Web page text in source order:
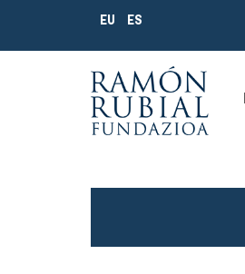
EU ES